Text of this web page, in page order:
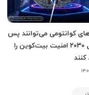
کوانتومی می‌توانند پس
از سال ۲۰۳۰ امنیت بیت‌کوین را
کنند